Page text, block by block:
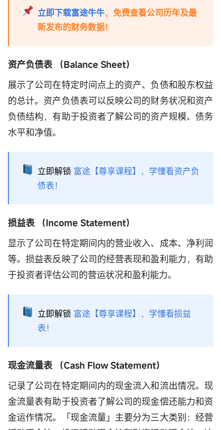
立即下载富途牛牛，免费查看公司历年及最
新发布的财务数据！
资产负债表 （Balance Sheet）
展示了公司在特定时间点上的资产、负债和股东权益
的总计。资产负债表可以反映公司的财务状况和资产
负债结构，有助于投资者了解公司的资产规模、债务
水平和净值。
立即解锁 富途【尊享课程】，学懂看资产负
债表！
损益表 （Income Statement）
显示了公司在特定期间内的营业收入、成本、净利润
等。损益表反映了公司的经营表现和盈利能力，有助
于投资者评估公司的营运状况和盈利能力。
立即解锁 富途【尊享课程】，学懂看损益
表！
现金流量表 （Cash Flow Statement）
记录了公司在特定期间内的现金流入和流出情况。现
金流量表有助于投资者了解公司的现金偿还能力和资
金运作情况。「现金流量」主要分为三大类别：经营